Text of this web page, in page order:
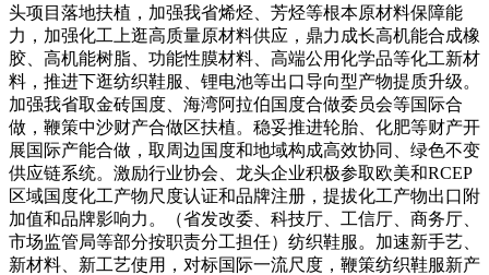
头项目落地扶植，加强我省烯烃、芳烃等根本原材料保障能
力，加强化工上逛高质量原材料供应，鼎力成长高机能合成橡
胶、高机能树脂、功能性膜材料、高端公用化学品等化工新材
料，推进下逛纺织鞋服、锂电池等出口导向型产物提质升级。
加强我省取金砖国度、海湾阿拉伯国度合做委员会等国际合
做，鞭策中沙财产合做区扶植。稳妥推进轮胎、化肥等财产开
展国际产能合做，取周边国度和地域构成高效协同、绿色不变
供应链系统。激励行业协会、龙头企业积极参取欧美和RCEP
区域国度化工产物尺度认证和品牌注册，提拔化工产物出口附
加值和品牌影响力。（省发改委、科技厅、工信厅、商务厅、
市场监管局等部分按职责分工担任）纺织鞋服。加速新手艺、
新材料、新工艺使用，对标国际一流尺度，鞭策纺织鞋服新产